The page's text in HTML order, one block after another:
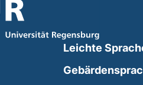
Leichte